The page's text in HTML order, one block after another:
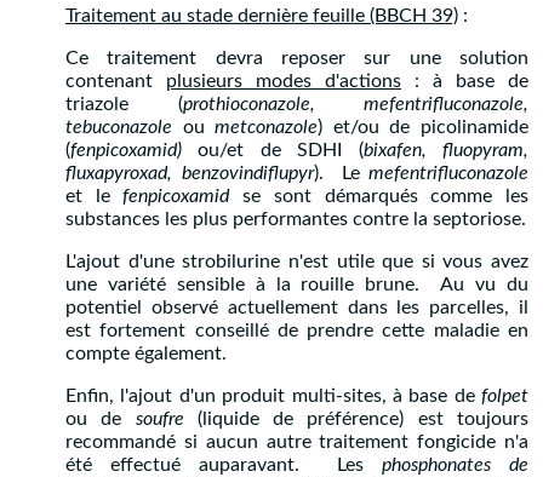
Traitement au stade dernière feuille (BBCH 39) :
Ce traitement devra reposer sur une solution
contenant plusieurs modes d'actions : à base de
triazole (prothioconazole, mefentrifluconazole,
tebuconazole oumetconazole) et/ou de picolinamide
(fenpicoxamid) ou/et de SDHI (bixafen, fluopyram,
fluxapyroxad, benzovindiflupyr). Le mefentrifluconazole
et lefenpicoxamidse sont démarqués comme les
substances les plus performantes contre la septoriose.
L'ajout d'une strobilurine n'est utile que si vous avez
une variété sensible à la rouille brune. Au vu du
potentiel observé actuellement dans les parcelles, il
est fortement conseillé de prendre cette maladie en
compte également.
Enfin, l'ajout d'un produit multi-sites, à base de folpet
ou de soufre (liquide de préférence) est toujours
recommandé si aucun autre traitement fongicide n'a
été effectué auparavant. Les phosphonates de